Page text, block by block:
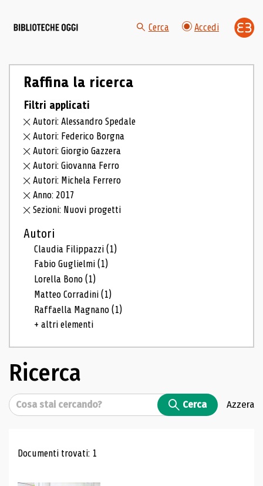
Cerca Accedi
Raffina la ricerca
Filtri applicati
Autori: Alessandro Spedale
Autori: Federico Borgna
Autori: Giorgio Gazzera
Autori: Giovanna Ferro
Autori: Michela Ferrero
Anno: 2017
Sezioni: Nuovi progetti
Autori
Claudia Filippazzi(1)
Fabio Guglielmi(1)
Lorella Bono(1)
Matteo Corradini(1)
Raffaella Magnano(1)
+ altri elementi
Ricerca
Cerca Cerca Azzera
Risultati di ricerca
Documenti trovati: 1